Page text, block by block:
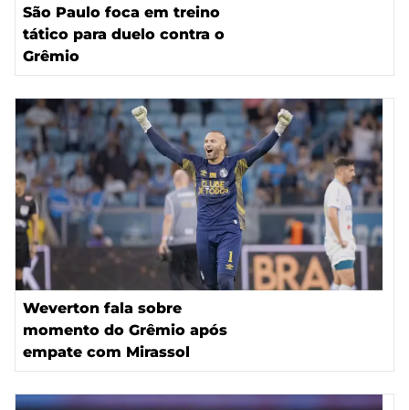
São Paulo foca em treino
tático para duelo contra o
Grêmio
Weverton fala sobre
momento do Grêmio após
empate com Mirassol